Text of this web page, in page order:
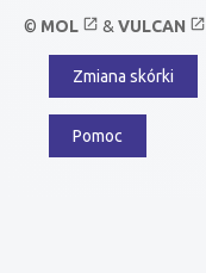
© MOL open_in_new & VULCAN open_in_new
Menu
dodatkowe
Zmiana skórki
Pomoc